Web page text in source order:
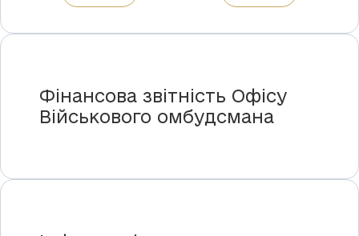
Фінансова звітність Офісу
Військового омбудсмана